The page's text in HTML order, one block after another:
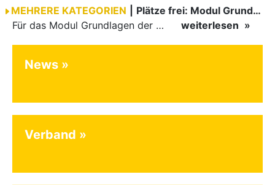
MEHRERE KATEGORIEN
Plätze frei: Modul Grundlagen
Für das Modul Grundlagen der Breitensportausbildung vom 10. bis 13. September an der Landessportschule Albstadt sind noch Plätze frei. Das Modul kann auch für den Lizenzerhalt (30 LE fachlich) genutzt…
weiterlesen
News
Verband